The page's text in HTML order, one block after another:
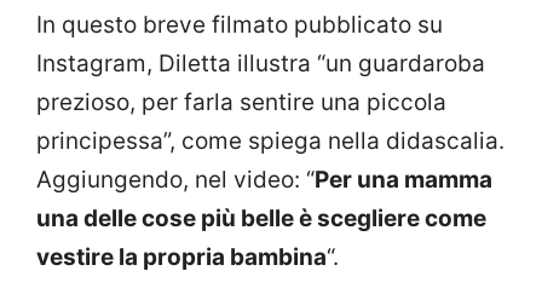
In questo breve filmato pubblicato su
Instagram, Diletta illustra “un guardaroba
prezioso, per farla sentire una piccola
principessa”, come spiega nella didascalia.
Aggiungendo, nel video: “Per una mamma
una delle cose più belle è scegliere come
vestire la propria bambina“.